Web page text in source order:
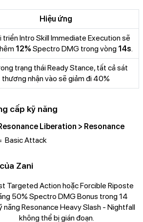
Hiệu ứng
triển Intro Skill Immediate Execution sẽ
12% Spectro DMG trong vòng 14s
trạng thái Ready Stance, tất cả sát
thương nhận vào sẽ giảm đi 40%
cấp kỹ năng
Liberation > Resonance
Basic Attack
Zani
Targeted Action hoặc Forcible Riposte
50% Spectro DMG Bonus trong 14
năng Resonance Heavy Slash - Nightfall
không thể bị gián đoạn.